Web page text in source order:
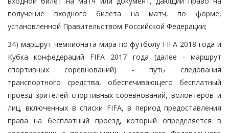
получение входного билета на матч, по форме,
установленной Правительством Российской Федерации;
34) маршрут чемпионата мира по футболу FIFA 2018 года и
Кубка конфедераций FIFA 2017 года (далее - маршрут
спортивных соревнований) - путь следования
транспортного средства, обеспечивающего бесплатный
проезд зрителей спортивных соревнований, волонтеров и
лиц, включенных в списки FIFA, в период предоставления
права на бесплатный проезд, который определяется в